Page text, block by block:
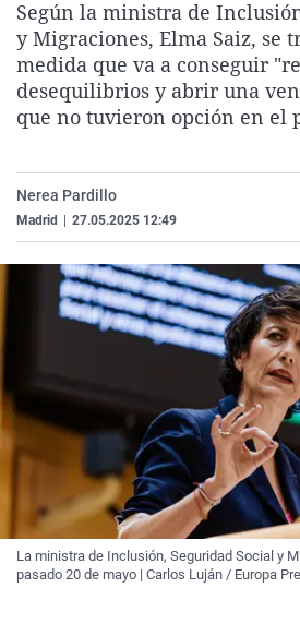
Según la ministra de
y Migraciones, Elma Saiz, se
medida que va a conseguir
desequilibrios y abrir una
que no tuvieron opción en el
Nerea Pardillo
Madrid 27.05.2025 12:49
La ministra de Inclusión, Seguridad Social y
pasado 20 de mayo | Carlos Luján / Europa